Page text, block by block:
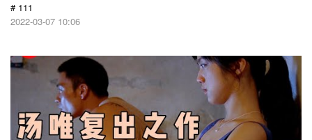
# 111
2022-03-07 10:06